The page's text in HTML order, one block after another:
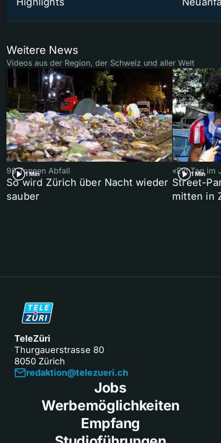
Weitere News
Videos aus der Region, der Schweiz und aller Welt
1 Min
90 Tonnen Abfall
So wird Zürich über Nacht wieder
sauber
1 Min
«Ein Tag im
Street-
mitten in
TeleZüri
Thurgauerstrasse 80
8050 Zürich
redaktion@telezueri.ch
Jobs
Werbemöglichkeiten
Empfang